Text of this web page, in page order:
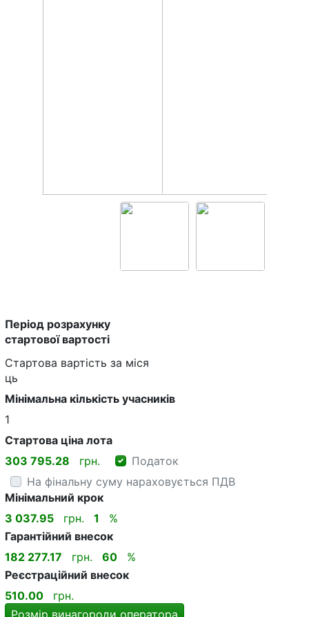
Період розрахунку
стартової вартості
Стартова вартість за міся
ць
Мінімальна кількість учасників
1
Стартова ціна лота
303 795.28
грн.
Податок
На фінальну суму нараховується ПДВ
Мінімальний крок
3 037.95
грн. 1
%
Гарантійний внесок
182 277.17
грн. 60
%
Реєстраційний внесок
510.00
грн.